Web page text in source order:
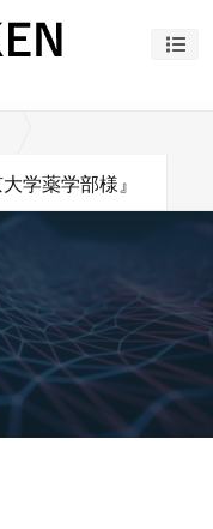
ナビ
学薬学部様』